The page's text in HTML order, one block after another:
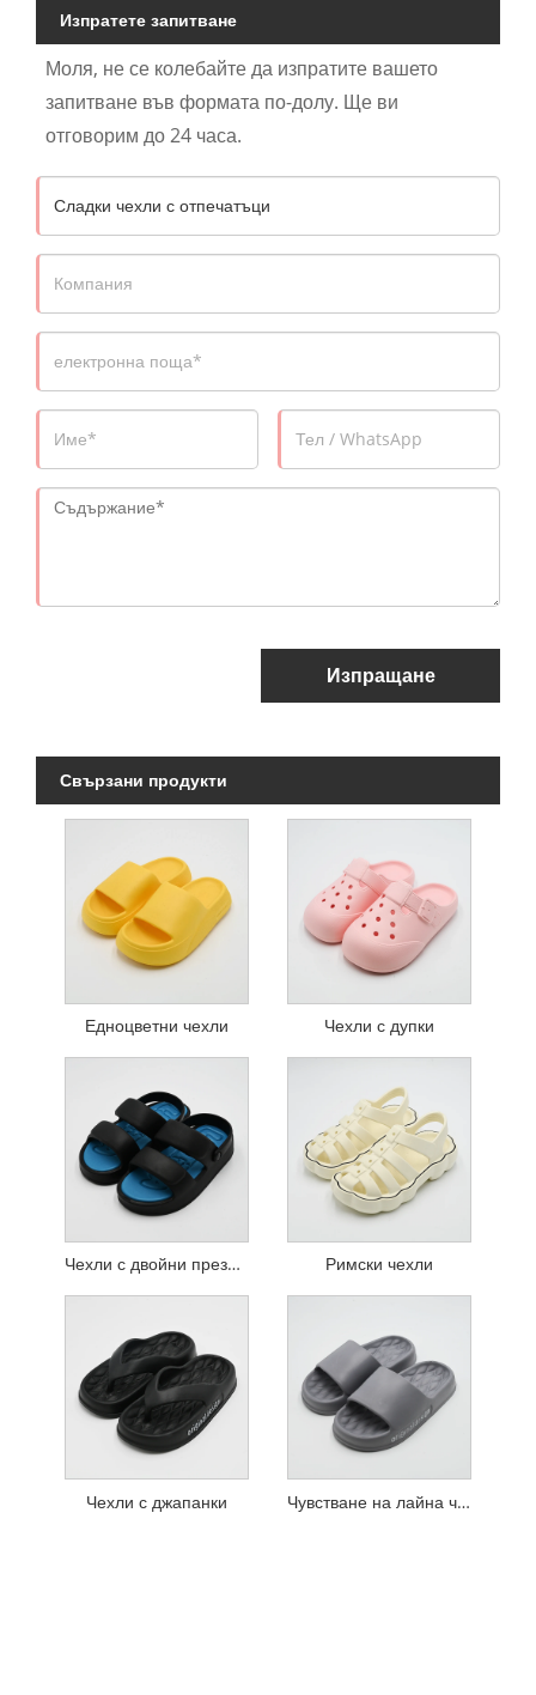
Изпратете запитване
Моля, не се колебайте да изпратите вашето
запитване във формата по-долу. Ще ви
отговорим до 24 часа.
Изпращане
Свързани продукти
Едноцветни чехли Чехли с дупки
Чехли с двойни презрамки Римски чехли
Чехли с джапанки Чувстване на лайна чехли